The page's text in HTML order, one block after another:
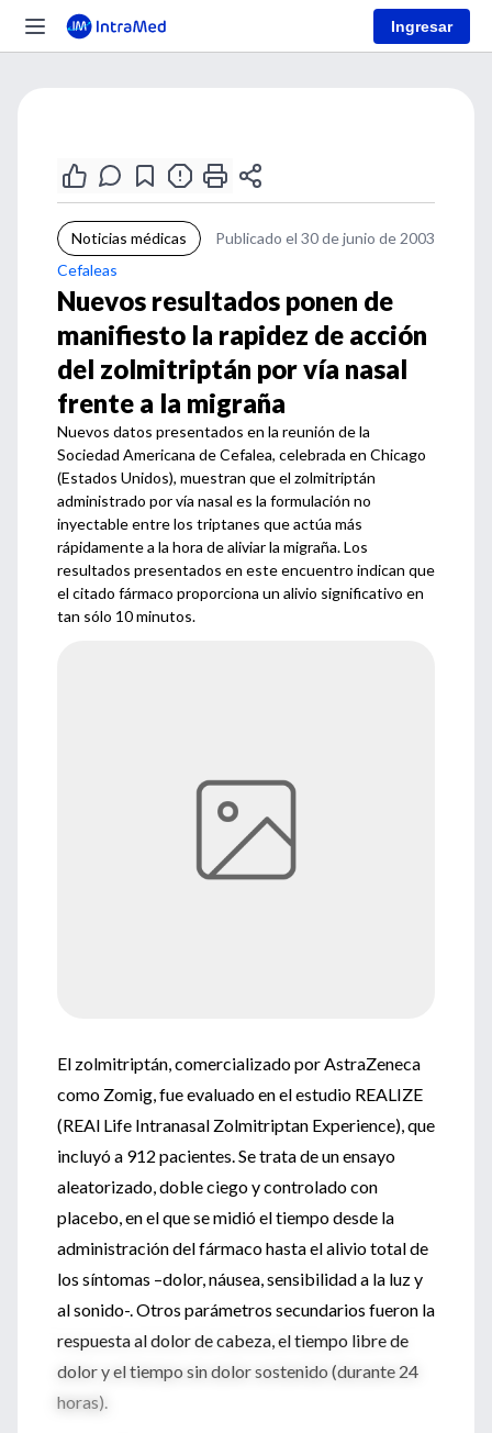
Ingresar
Noticias médicas
Publicado el 30 de junio de 2003
Cefaleas
Nuevos resultados ponen de
manifiesto la rapidez de acción
del zolmitriptán por vía nasal
frente a la migraña
Nuevos datos presentados en la reunión de la
Sociedad Americana de Cefalea, celebrada en Chicago
(Estados Unidos), muestran que el zolmitriptán
administrado por vía nasal es la formulación no
inyectable entre los triptanes que actúa más
rápidamente a la hora de aliviar la migraña. Los
resultados presentados en este encuentro indican que
el citado fármaco proporciona un alivio significativo en
tan sólo 10 minutos.
El zolmitriptán, comercializado por AstraZeneca
como Zomig, fue evaluado en el estudio REALIZE
(REAl Life Intranasal Zolmitriptan Experience), que
incluyó a 912 pacientes. Se trata de un ensayo
aleatorizado, doble ciego y controlado con
placebo, en el que se midió el tiempo desde la
administración del fármaco hasta el alivio total de
los síntomas –dolor, náusea, sensibilidad a la luz y
al sonido-. Otros parámetros secundarios fueron la
respuesta al dolor de cabeza, el tiempo libre de
dolor y el tiempo sin dolor sostenido (durante 24
horas).